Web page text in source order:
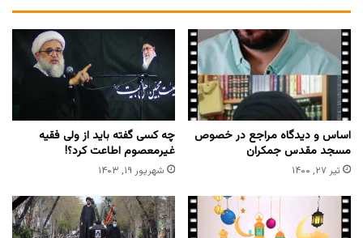
اساس و دیدگاه مراجع در خصوص
مسجد مقدس جمکران
تیر ۲۷, ۱۴۰۰
چه کسی گفته باید از ولی فقیه
غیرمعصوم اطاعت کرد؟!
شهریور ۱۹, ۱۴۰۳